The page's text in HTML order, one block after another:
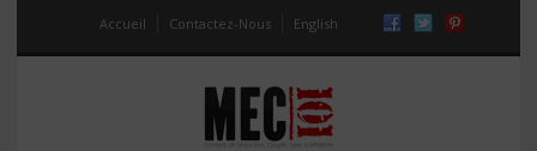
Accueil Contactez-Nous English